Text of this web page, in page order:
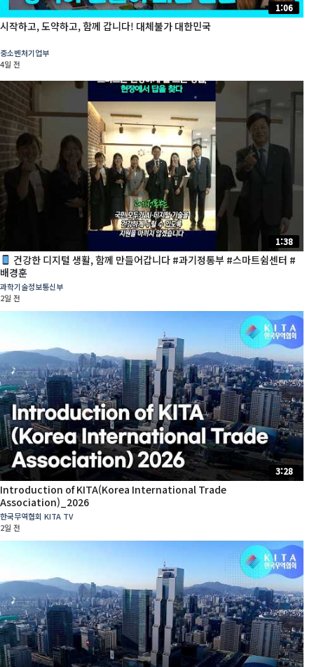
1:06
시작하고, 도약하고, 함께 갑니다! 대체불가 대한민국
중소벤처기업부
4일 전
1:38
건강한 디지털 생활, 함께 만들어갑니다 #과기정통부 #스마트쉼센터 #
배경훈
과학기술정보통신부
2일 전
3:28
Introduction of KITA(Korea International Trade
Association)_2026
한국무역협회 KITA TV
2일 전